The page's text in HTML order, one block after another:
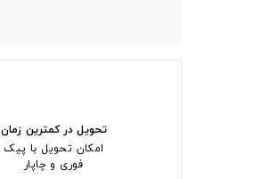
تحویل در کمترین زمان
امکان تحویل با پیک
فوری و چاپار